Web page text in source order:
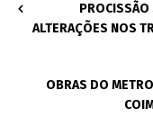
PROCISSÃO
ALTERAÇÕES NOS
OBRAS DO